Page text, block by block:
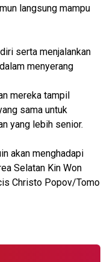
langsung mampu
serta menjalankan
menyerang
mereka tampil
sama untuk
yang lebih senior.
akan menghadapi
Selatan Kin Won
Christo Popov/Tomo